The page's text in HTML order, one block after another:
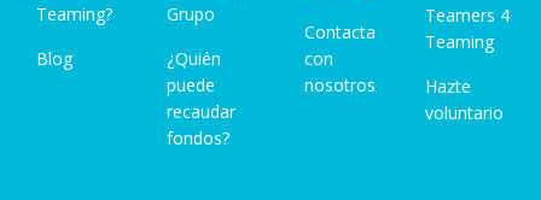
Teaming?
Blog
Grupo
¿Quién
puede
recaudar
fondos?
Contacta
con
nosotros
Teamers 4
Teaming
Hazte
voluntario